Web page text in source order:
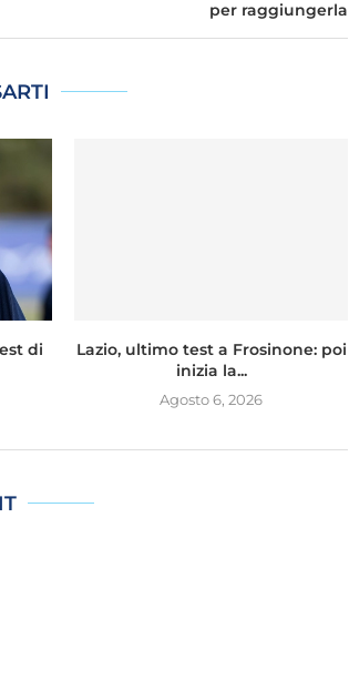
per raggiungerla
di
Lazio, ultimo test a Frosinone: poi
inizia la...
Agosto 6, 2026